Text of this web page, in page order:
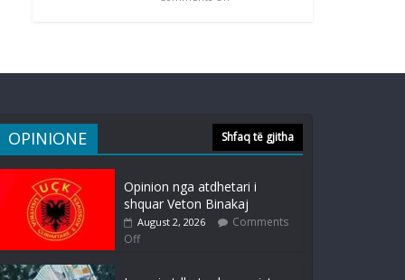
OPINIONE Shfaq të gjitha
Opinion nga atdhetari i
shquar Veton Binakaj
August 2, 2026
Comments
Off